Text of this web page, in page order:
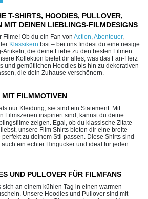
T-SHIRTS, HOODIES, PULLOVER,
MIT DEINEN LIEBLINGS-FILMDESIGNS
Filme! Ob du ein Fan von Action,Abenteuer,
Klassikern bist – bei uns findest du eine riesige
die deine Liebe zu den besten Filmen
Kollektion bietet dir alles, was das Fan-Herz
und gemütlichen Hoodies bis hin zu dekorativen
die dein Zuhause verschönern.
MIT FILMMOTIVEN
nur Kleidung; sie sind ein Statement. Mit
Filmszenen inspiriert sind, kannst du deine
zeigen. Egal, ob du klassische Zitate
unsere Film Shirts bieten dir eine breite
zu deinem Stil passen. Diese Shirts sind
ein echter Hingucker und ideal für jeden
UND PULLOVER FÜR FILMFANS
sich an einem kühlen Tag in einen warmen
Unsere Hoodies und Pullover sind mit